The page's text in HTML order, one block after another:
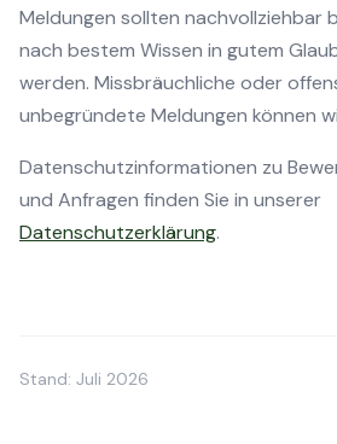
Meldungen sollten nachvollziehbar
nach bestem Wissen in gutem
werden. Missbräuchliche oder
unbegründete Meldungen können
Datenschutzinformationen zu
und Anfragen finden Sie in unserer
Datenschutzerklärung.
Stand: Juli 2026